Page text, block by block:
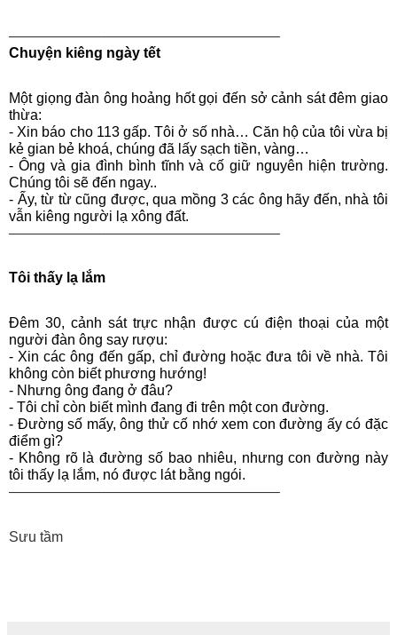
——————–————————————–
Chuyện kiêng ngày tết
Một giọng đàn ông hoảng hốt gọi đến sở cảnh sát đêm giao
thừa:
- Xin báo cho 113 gấp. Tôi ở số nhà… Căn hộ của tôi vừa bị
kẻ gian bẻ khoá, chúng đã lấy sạch tiền, vàng…
- Ông và gia đình bình tĩnh và cố giữ nguyên hiện trường.
Chúng tôi sẽ đến ngay..
- Ấy, từ từ cũng được, qua mồng 3 các ông hãy đến, nhà tôi
vẫn kiêng người lạ xông đất.
——————–————————————–
Tôi thấy lạ lắm
Đêm 30, cảnh sát trực nhận được cú điện thoại của một
người đàn ông say rượu:
- Xin các ông đến gấp, chỉ đường hoặc đưa tôi về nhà. Tôi
không còn biết phương hướng!
- Nhưng ông đang ở đâu?
- Tôi chỉ còn biết mình đang đi trên một con đường.
- Đường số mấy, ông thử cố nhớ xem con đường ấy có đặc
điểm gì?
- Không rõ là đường số bao nhiêu, nhưng con đường này
tôi thấy lạ lắm, nó được lát bằng ngói.
——————–————————————–
Sưu tầm